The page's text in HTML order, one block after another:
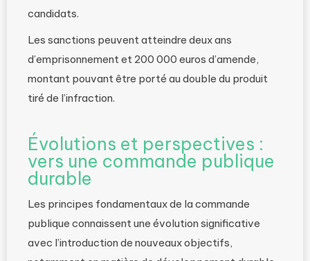
candidats.
Les sanctions peuvent atteindre deux ans
d’emprisonnement et 200 000 euros d’amende,
montant pouvant être porté au double du produit
tiré de l’infraction.
Évolutions et perspectives :
vers une commande publique
durable
Les principes fondamentaux de la commande
publique connaissent une évolution significative
avec l’introduction de nouveaux objectifs,